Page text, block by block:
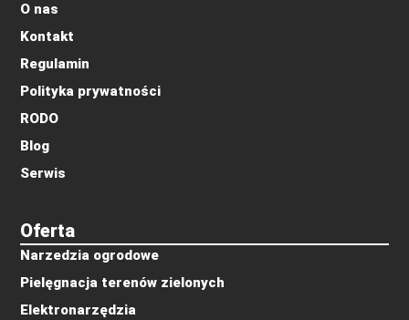
Oferta
Narzedzia ogrodowe
Pielęgnacja terenów zielonych
Elektronarzędzia
O nas
Kontakt
Regulamin
Polityka prywatności
RODO
Blog
Serwis